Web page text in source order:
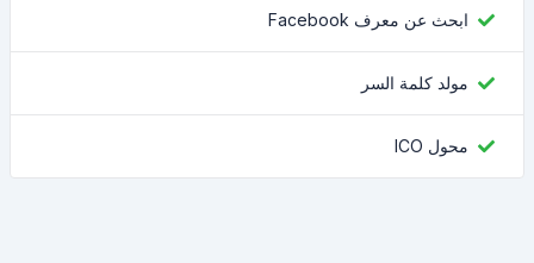
ابحث عن معرف Facebook
مولد كلمة السر
محول ICO